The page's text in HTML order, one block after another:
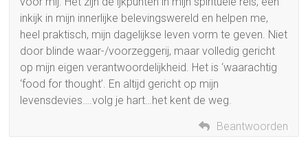
inkijk in mijn innerlijke belevingswereld en helpen me,
heel praktisch, mijn dagelijkse leven vorm te geven. Niet
door blinde waar-/voorzeggerij, maar volledig gericht
op mijn eigen verantwoordelijkheid. Het is ‘waarachtig
‘food for thought’. En altijd gericht op mijn
levensdevies….volg je hart…het kent de weg.
Beantwoorden